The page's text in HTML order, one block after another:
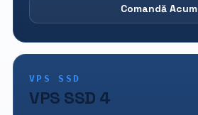
Comandă Acum
VPS SSD
VPS SSD 4